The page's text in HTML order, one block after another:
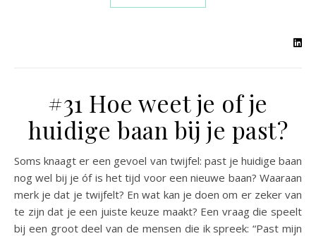
#31 Hoe weet je of je
huidige baan bij je past?
Soms knaagt er een gevoel van twijfel: past je huidige baan
nog wel bij je óf is het tijd voor een nieuwe baan? Waaraan
merk je dat je twijfelt? En wat kan je doen om er zeker van
te zijn dat je een juiste keuze maakt? Een vraag die speelt
bij een groot deel van de mensen die ik spreek: “Past mijn